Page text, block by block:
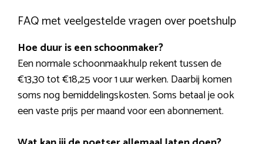
FAQ met veelgestelde vragen over poetshulp
Hoe duur is een schoonmaker?
Een normale schoonmaakhulp rekent tussen de
€13,30 tot €18,25 voor 1 uur werken. Daarbij komen
soms nog bemiddelingskosten. Soms betaal je ook
een vaste prijs per maand voor een abonnement.